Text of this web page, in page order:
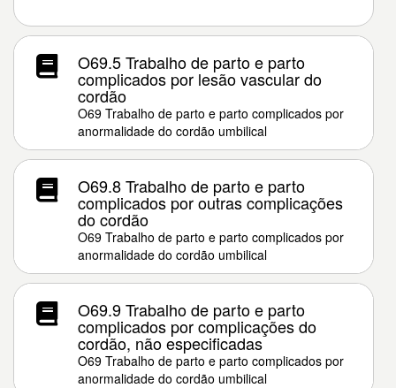
O69.5 Trabalho de parto e parto
complicados por lesão vascular do
cordão
O69 Trabalho de parto e parto complicados por
anormalidade do cordão umbilical
O69.8 Trabalho de parto e parto
complicados por outras complicações
do cordão
O69 Trabalho de parto e parto complicados por
anormalidade do cordão umbilical
O69.9 Trabalho de parto e parto
complicados por complicações do
cordão, não especificadas
O69 Trabalho de parto e parto complicados por
anormalidade do cordão umbilical